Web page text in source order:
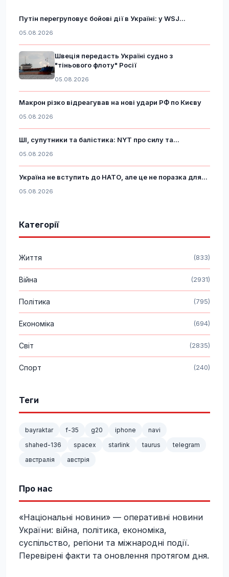
Путін перегруповує бойові дії в Україні: у WSJ...
05.08.2026
Швеція передасть Україні судно з
"тіньового флоту" Росії
05.08.2026
Макрон різко відреагував на нові удари РФ по Києву
05.08.2026
ШІ, супутники та балістика: NYT про силу та...
05.08.2026
Україна не вступить до НАТО, але це не поразка для...
05.08.2026
Категорії
Життя (833)
Війна (2931)
Політика (795)
Економіка (694)
Світ (2835)
Спорт (240)
Теги
bayraktar f-35 g20 iphone
navi
shahed-136
spacex starlink taurus
telegram
австралія
австрія
Про нас
«Національні новини» — оперативні новини
України: війна, політика, економіка,
суспільство, регіони та міжнародні події.
Перевірені факти та оновлення протягом дня.